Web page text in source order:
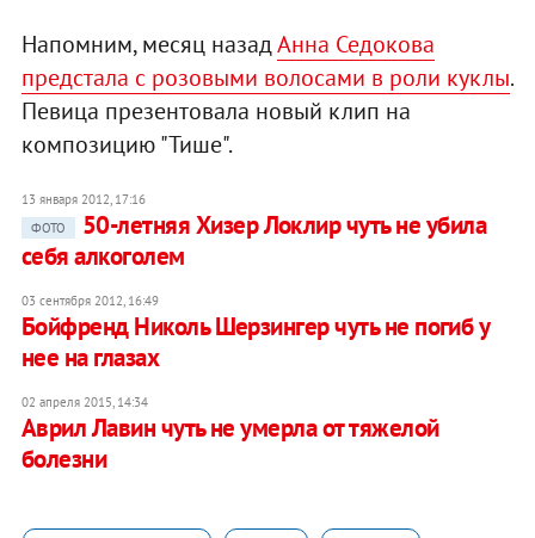
Напомним, месяц назадАнна Седокова
предстала с розовыми волосами в роли куклы.
Певица презентовала новый клип на
композицию "Тише".
13 января 2012, 17:16
ФОТО
50-летняя Хизер Локлир чуть не убила
себя алкоголем
03 сентября 2012, 16:49
Бойфренд Николь Шерзингер чуть не погиб у
нее на глазах
02 апреля 2015, 14:34
Аврил Лавин чуть не умерла от тяжелой
болезни